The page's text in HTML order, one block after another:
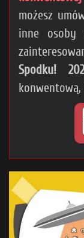
możesz
inne osoby
Spodku!